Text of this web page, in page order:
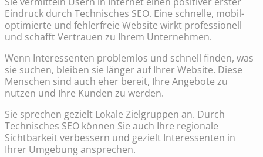
Eindruck durch Technisches SEO. Eine schnelle, mobil-
optimierte und fehlerfreie Website wirkt professionell
und schafft Vertrauen zu Ihrem Unternehmen.
Wenn Interessenten problemlos und schnell finden, was
sie suchen, bleiben sie länger auf Ihrer Website. Diese
Menschen sind auch eher bereit, Ihre Angebote zu
nutzen und Ihre Kunden zu werden.
Sie sprechen gezielt Lokale Zielgruppen an. Durch
Technisches SEO können Sie auch Ihre regionale
Sichtbarkeit verbessern und gezielt Interessenten in
Ihrer Umgebung ansprechen.